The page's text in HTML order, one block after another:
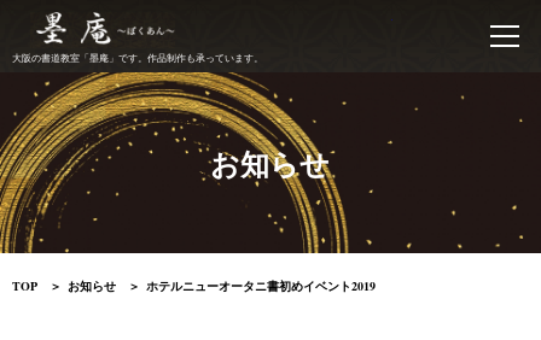
大阪の書道教室「墨庵」です。作品制作も承っています。
お知らせ
TOP お知らせ ホテルニューオータニ書初めイベント2019